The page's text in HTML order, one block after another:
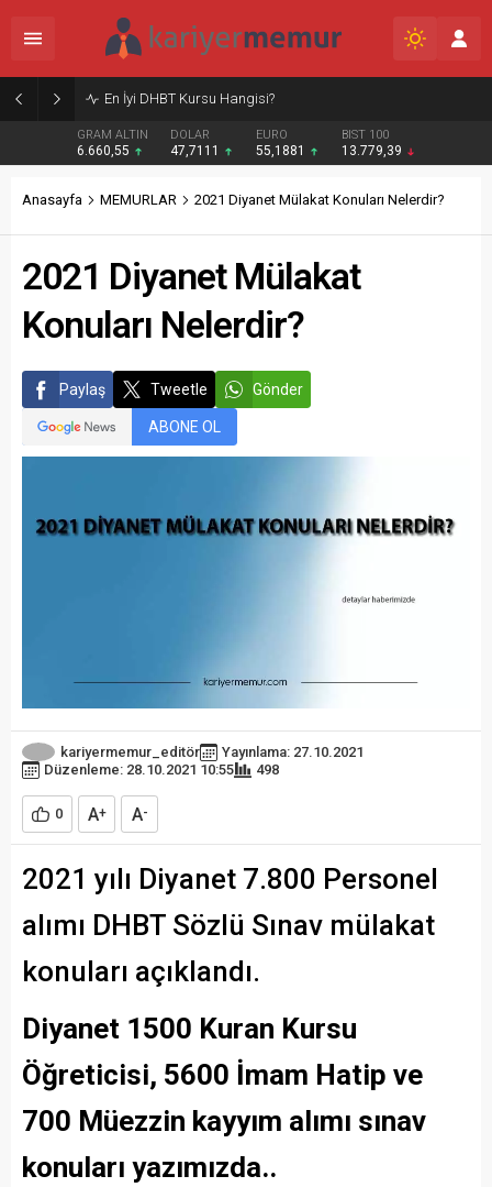
Burcular Pen — Sakarya’da doğru sistem, temiz montaj
GRAM ALTIN
6.660,55
DOLAR
47,7111
EURO
55,1881
BIST 100
13.779,39
Anasayfa MEMURLAR 2021 Diyanet Mülakat Konuları Nelerdir?
2021 Diyanet Mülakat
Konuları Nelerdir?
Paylaş Tweetle Gönder
ABONE OL
kariyermemur_editör
Yayınlama: 27.10.2021
Düzenleme: 28.10.2021 10:55
498
0 A+ A-
2021 yılı Diyanet 7.800 Personel
alımı DHBT Sözlü Sınav mülakat
konuları açıklandı.
Diyanet 1500 Kuran Kursu
Öğreticisi, 5600 İmam Hatip ve
700 Müezzin kayyım alımı sınav
konuları yazımızda..